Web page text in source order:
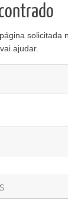
solicitada
ajudar.